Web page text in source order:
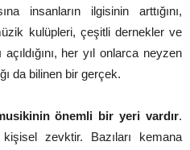
insanların ilgisinin arttığını,
kulüpleri, çeşitli dernekler ve
her yıl onlarca neyzen
da bilinen bir gerçek.
önemli bir yeri vardır.
zevktir. Bazıları kemana